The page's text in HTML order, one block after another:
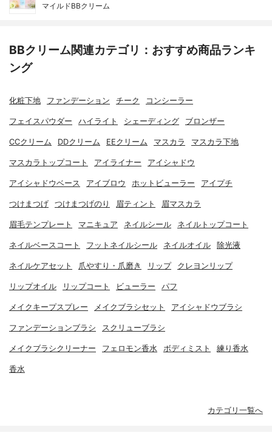
マイルドBBクリーム
BBクリーム関連カテゴリ：おすすめ商品ランキ
ング
化粧下地 ファンデーション チーク コンシーラー
フェイスパウダー ハイライト シェーディング ブロンザー
CCクリーム DDクリーム EEクリーム マスカラ マスカラ下地
マスカラトップコート アイライナー アイシャドウ
アイシャドウベース アイブロウ ホットビューラー アイプチ
つけまつげ つけまつげのり 眉ティント 眉マスカラ
眉毛テンプレート マニキュア ネイルシール ネイルトップコート
ネイルベースコート フットネイルシール ネイルオイル 除光液
ネイルケアセット 爪やすり・爪磨き リップ クレヨンリップ
リップオイル リップコート ビューラー パフ
メイクキープスプレー メイクブラシセット アイシャドウブラシ
ファンデーションブラシ スクリューブラシ
メイクブラシクリーナー フェロモン香水 ボディミスト 練り香水
香水
カテゴリ一覧へ